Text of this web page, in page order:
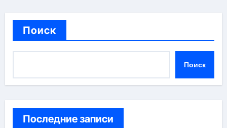
Поиск
Поиск
Последние записи